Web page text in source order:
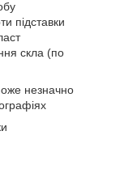
підставки
скла (по
незначно